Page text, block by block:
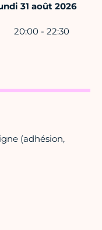
31 août 2026
20:00 - 22:30
(adhésion,